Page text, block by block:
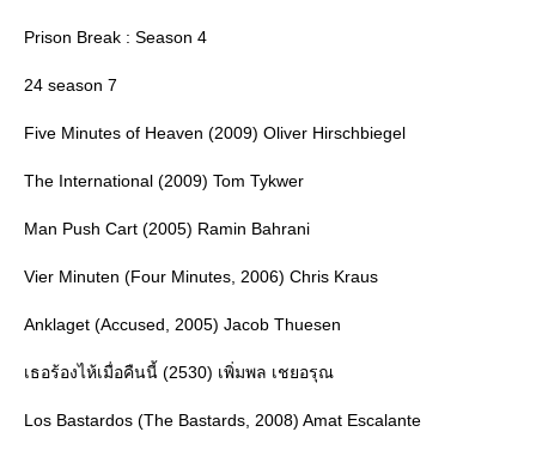
Prison Break : Season 4
24 season 7
Five Minutes of Heaven (2009) Oliver Hirschbiegel
The International (2009) Tom Tykwer
Man Push Cart (2005) Ramin Bahrani
Vier Minuten (Four Minutes, 2006) Chris Kraus
Anklaget (Accused, 2005) Jacob Thuesen
เธอร้องไห้เมื่อคืนนี้ (2530) เพิ่มพล เชยอรุณ
Los Bastardos (The Bastards, 2008) Amat Escalante